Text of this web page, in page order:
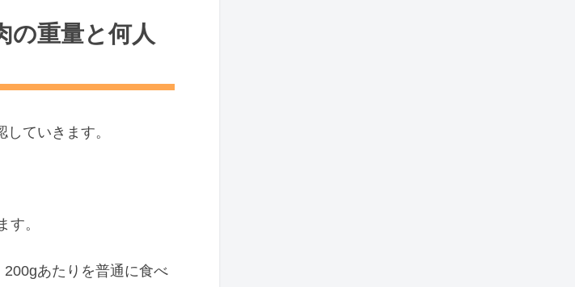
の重量と何人
ていきます。
す。
あたりを普通に食べ